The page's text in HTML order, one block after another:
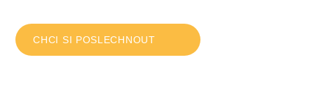
CHCI SI POSLECHNOUT